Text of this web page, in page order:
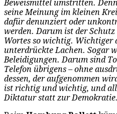
Beweismittel umstritten.
seine Meinung im kleinen
dafür denunziert oder
werden. Darum ist der
Wortes so wichtig. Wichtiger
unterdrückte Lachen. Sogar
Beleidigungen. Darum sind
Telefon übrigens – ohne
dessen, der aufgenommen
ist richtig und wichtig, und
Diktatur statt zur Demokratie.